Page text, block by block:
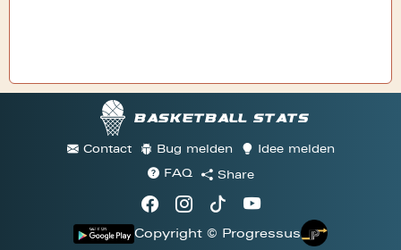
Basketball stats
Contact Bug melden
Idee melden
FAQ
Share
Copyright © Progressus